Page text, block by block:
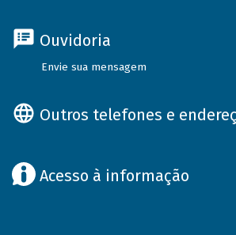
Ouvidoria
Envie sua mensagem
Outros telefones e
Acesso à informação